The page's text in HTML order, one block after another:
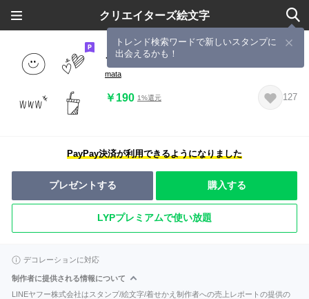
クリエイターズ絵文字
トレンド検索ワードで新しいスタンプに
出会えるかも！
ラフスケッチ線画 基本セット
mata
￥190 1%還元 127
PayPay決済が利用できるようになりました
プレゼントする 購入する
LYPプレミアムで使い放題
デコレーションに対応
制作者に提供される情報について
LINEヤフー株式会社はスタンプ/絵文字/着せかえ制作者への売上レポートの提供の